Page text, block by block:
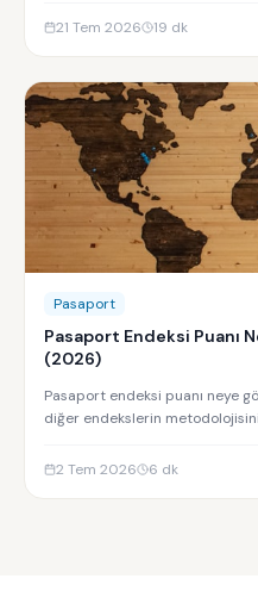
21 Tem 2026
19 dk
Pasaport
Pasaport Endeksi Puanı
(2026)
Pasaport endeksi puanı neye
diğer endekslerin
2 Tem 2026
6 dk